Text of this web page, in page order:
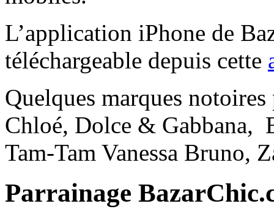
L’application iPhone de
téléchargeable depuis cette
Quelques marques notoires
Chloé, Dolce & Gabbana,
Tam-Tam Vanessa
Parrainage